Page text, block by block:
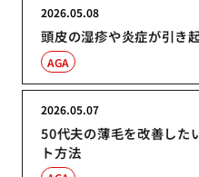
頭皮の湿疹や炎症が引き
2026.05.08
AGA
50代夫の薄毛を改善した
ト方法
2026.05.07